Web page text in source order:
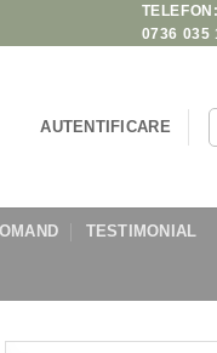
0736 035
AUTENTIFICARE
TESTIMONIAL